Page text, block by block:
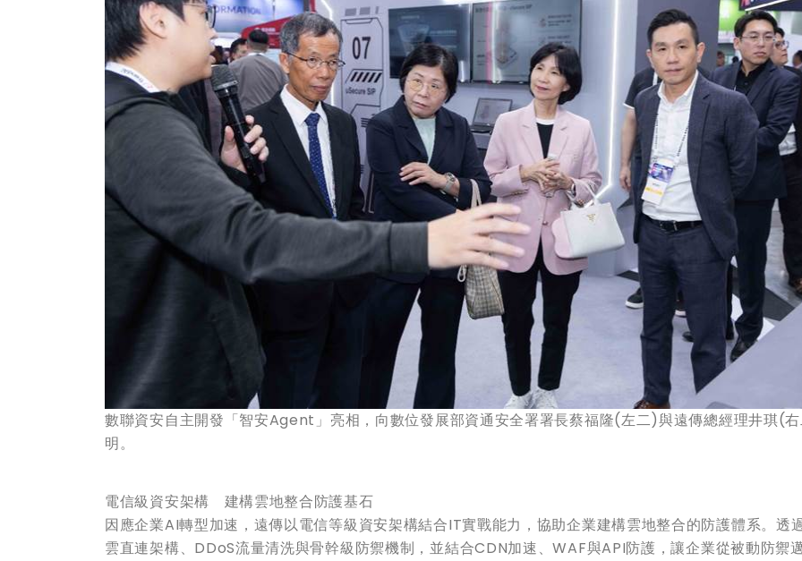
數聯資安自主開發「智安Agent」亮相，向數位發展部資通安全署署長蔡福隆(左二)與遠傳總經理井琪(
明。
電信級資安架構 建構雲地整合防護基石
因應企業AI轉型加速，遠傳以電信等級資安架構結合IT實戰能力，協助企業建構雲地整合的防護體系。透
雲直連架構、DDoS流量清洗與骨幹級防禦機制，並結合CDN加速、WAF與API防護，讓企業從被動防禦